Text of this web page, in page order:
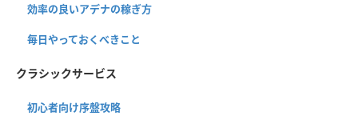
効率の良いアデナの稼ぎ方
毎日やっておくべきこと
クラシックサービス
初心者向け序盤攻略